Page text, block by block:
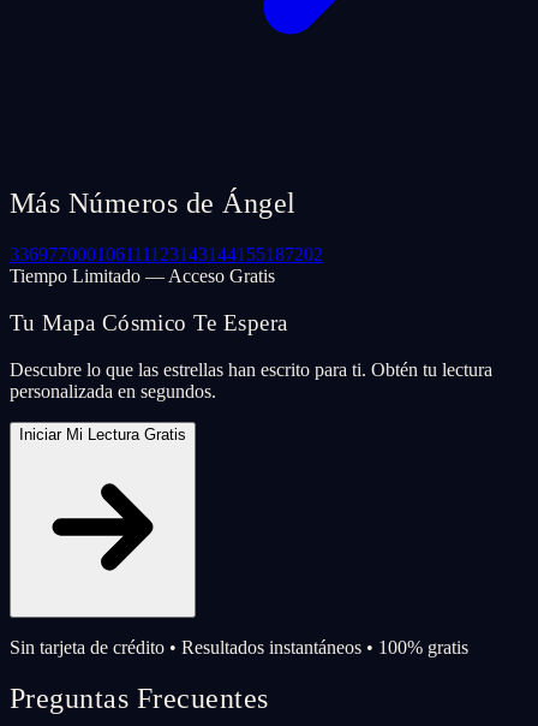
Más Números de Ángel
336977000106111123143144155187202
Tiempo Limitado — Acceso Gratis
Tu Mapa Cósmico Te Espera
Descubre lo que las estrellas han escrito para ti. Obtén tu lectura
personalizada en segundos.
Iniciar Mi Lectura Gratis
Sin tarjeta de crédito • Resultados instantáneos • 100% gratis
Preguntas Frecuentes